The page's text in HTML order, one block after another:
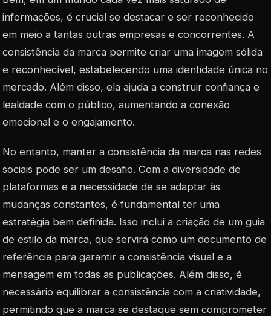
informações, é crucial se destacar e ser reconhecido
em meio a tantas outras empresas e concorrentes. A
consistência da marca permite criar uma imagem sólida
e reconhecível, estabelecendo uma identidade única no
mercado. Além disso, ela ajuda a construir confiança e
lealdade com o público, aumentando a conexão
emocional e o engajamento.
No entanto, manter a consistência da marca nas redes
sociais pode ser um desafio. Com a diversidade de
plataformas e a necessidade de se adaptar às
mudanças constantes, é fundamental ter uma
estratégia bem definida. Isso inclui a criação de um guia
de estilo da marca, que servirá como um documento de
referência para garantir a consistência visual e a
mensagem em todas as publicações. Além disso, é
necessário equilibrar a consistência com a criatividade,
permitindo que a marca se destaque sem comprometer